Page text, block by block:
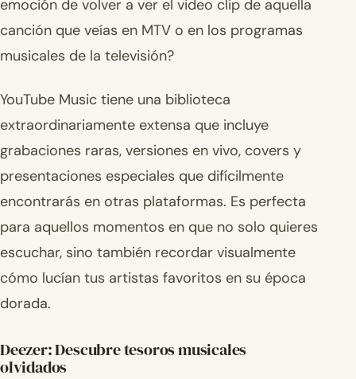
emoción de volver a ver el video clip de aquella
canción que veías en MTV o en los programas
musicales de la televisión?
YouTube Music tiene una biblioteca
extraordinariamente extensa que incluye
grabaciones raras, versiones en vivo, covers y
presentaciones especiales que difícilmente
encontrarás en otras plataformas. Es perfecta
para aquellos momentos en que no solo quieres
escuchar, sino también recordar visualmente
cómo lucían tus artistas favoritos en su época
dorada.
Deezer: Descubre tesoros musicales
olvidados